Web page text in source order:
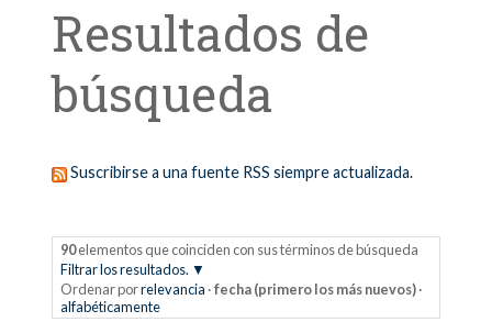
Resultados de
búsqueda
Suscribirse a una fuente RSS siempre actualizada.
90elementos que coinciden con sus términos de búsqueda
Filtrar los resultados.
Ordenar porrelevancia ·fecha (primero los más nuevos) ·
alfabéticamente